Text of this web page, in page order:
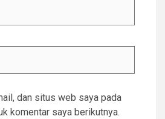
dan situs web saya pada
komentar saya berikutnya.